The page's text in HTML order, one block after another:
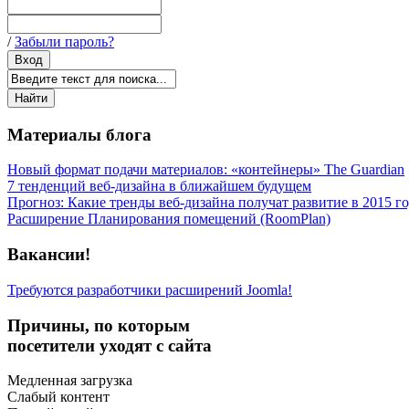
/Забыли пароль?
Материалы блога
Новый формат подачи материалов: «контейнеры» The Guardian
7 тенденций веб-дизайна в ближайшем будущем
Прогноз: Какие тренды веб-дизайна получат развитие в 2015
Расширение Планирования помещений (RoomPlan)
Вакансии!
Требуются разработчики расширений Joomla!
Причины, по которым
посетители уходят с сайта
Медленная загрузка
Слабый контент